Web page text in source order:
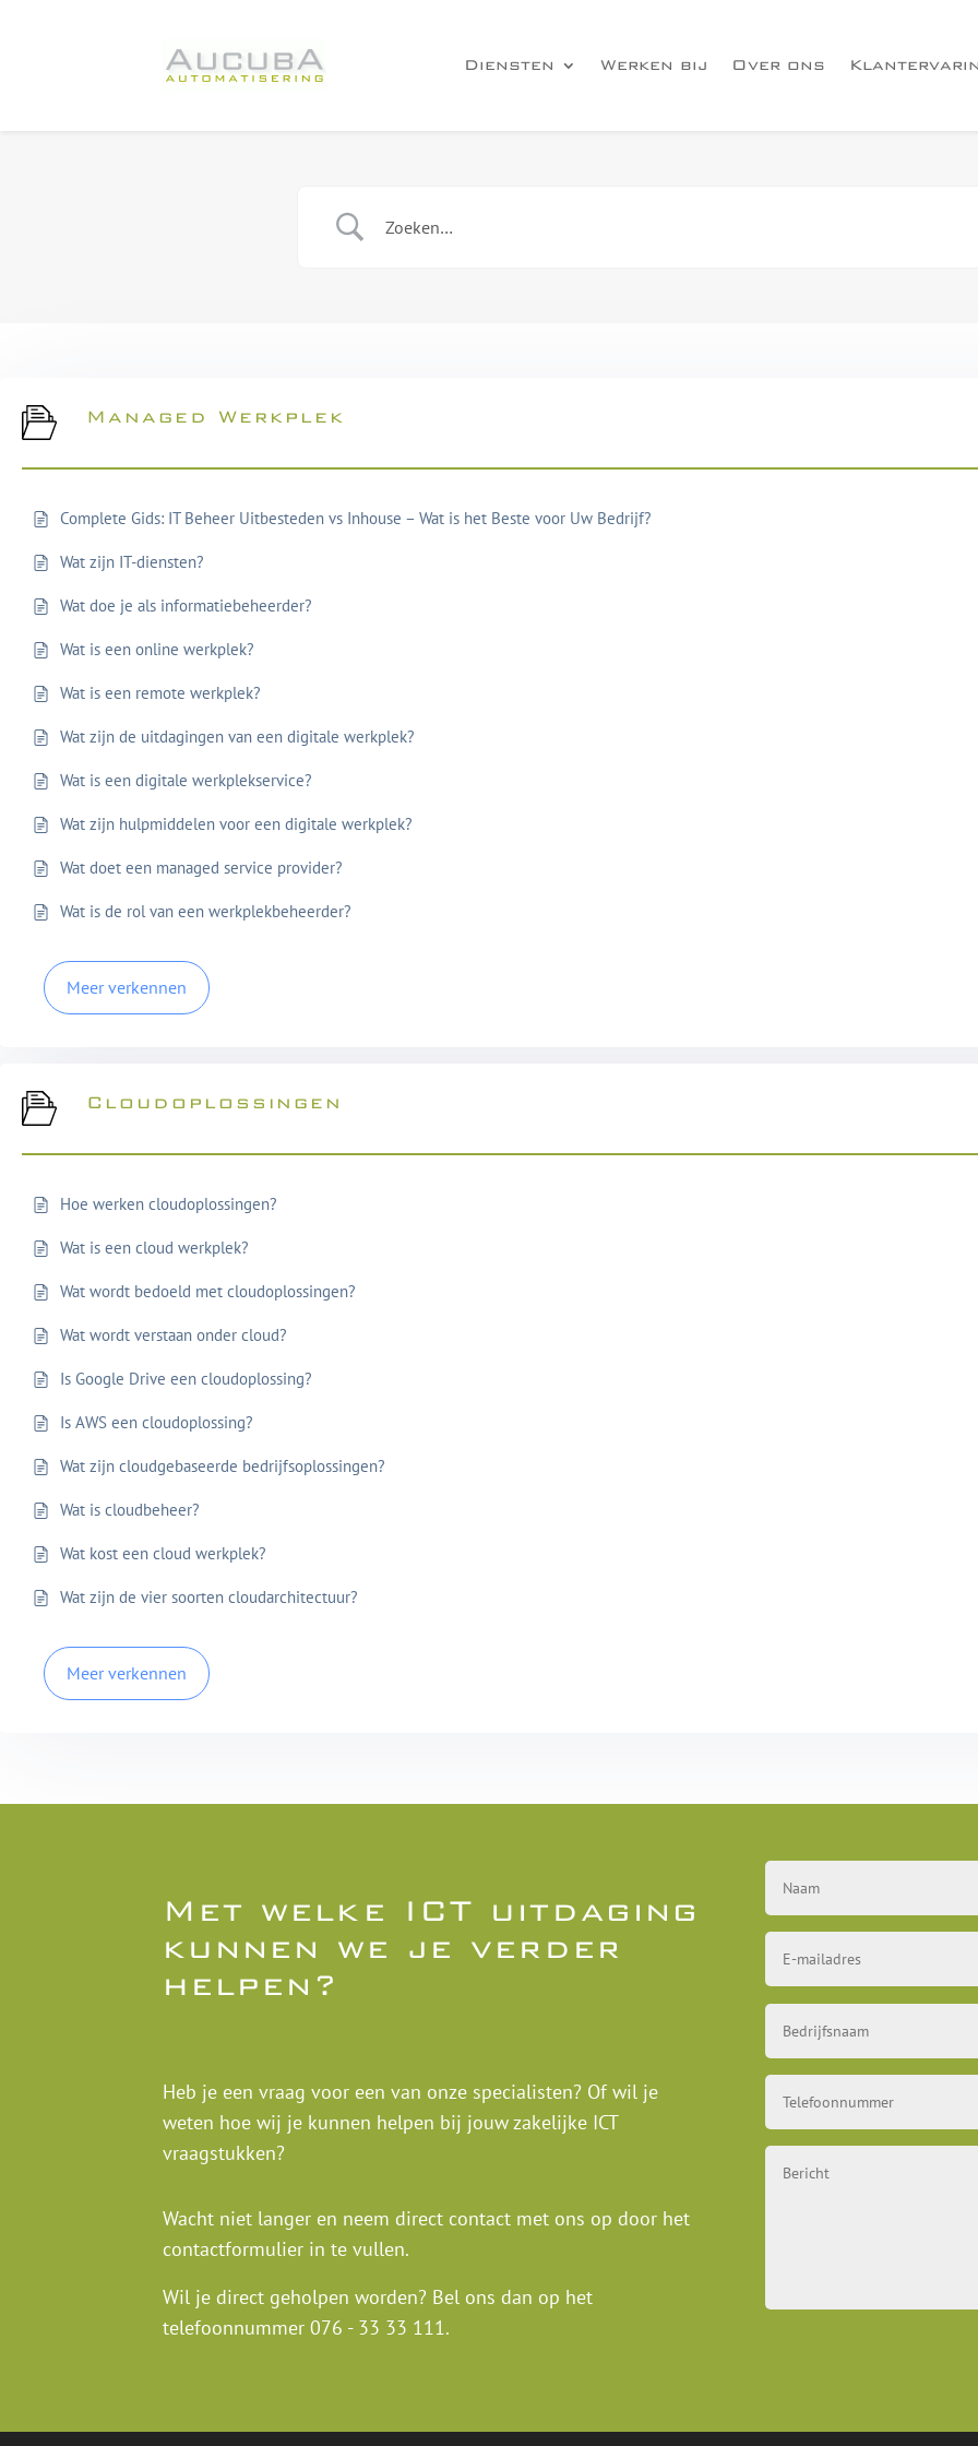
Diensten Werken bij Over ons
Managed Werkplek
Complete Gids: IT Beheer Uitbesteden vs Inhouse – Wat is het Beste voor Uw Bedrijf?
Wat zijn IT-diensten?
Wat doe je als informatiebeheerder?
Wat is een online werkplek?
Wat is een remote werkplek?
Wat zijn de uitdagingen van een digitale werkplek?
Wat is een digitale werkplekservice?
Wat zijn hulpmiddelen voor een digitale werkplek?
Wat doet een managed service provider?
Wat is de rol van een werkplekbeheerder?
Meer verkennen
Cloudoplossingen
Hoe werken cloudoplossingen?
Wat is een cloud werkplek?
Wat wordt bedoeld met cloudoplossingen?
Wat wordt verstaan onder cloud?
Is Google Drive een cloudoplossing?
Is AWS een cloudoplossing?
Wat zijn cloudgebaseerde bedrijfsoplossingen?
Wat is cloudbeheer?
Wat kost een cloud werkplek?
Wat zijn de vier soorten cloudarchitectuur?
Meer verkennen
Met welke ICT uitdaging
kunnen we je verder
helpen?
Heb je een vraag voor een van onze specialisten? Of wil je
weten hoe wij je kunnen helpen bij jouw zakelijke ICT
vraagstukken?
Wacht niet langer en neem direct contact met ons op door het
contactformulier in te vullen.
Wil je direct geholpen worden? Bel ons dan op het
telefoonnummer 076 - 33 33 111.